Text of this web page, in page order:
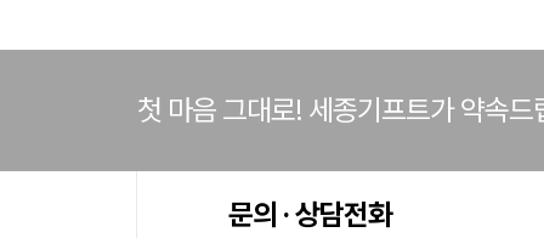
첫 마음 그대로! 세종기프트가 약속드
문의 · 상담전화